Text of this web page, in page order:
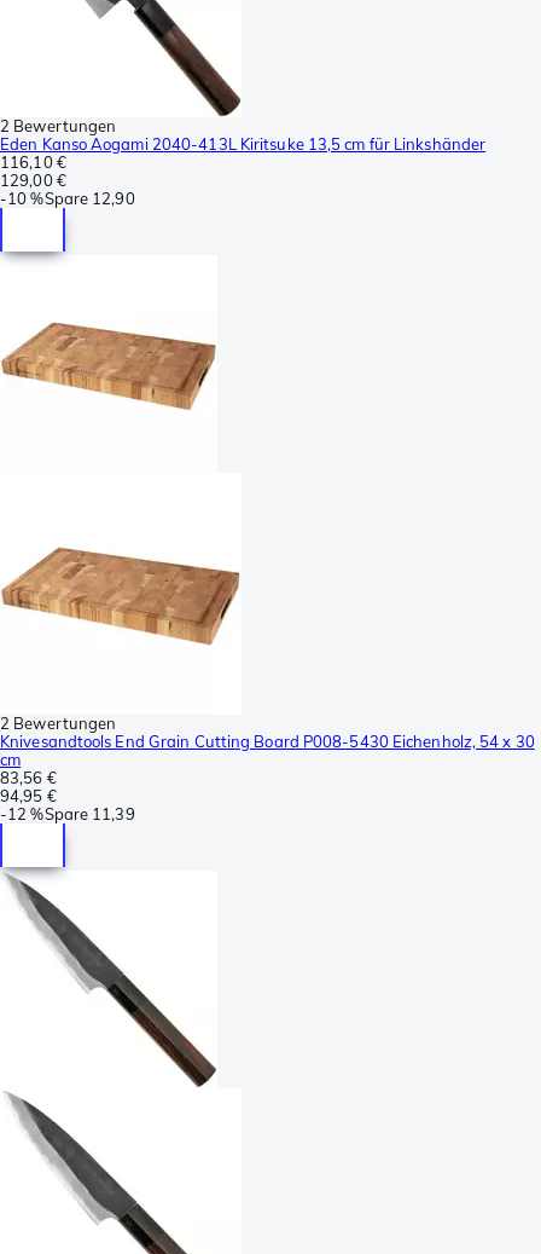
2 Bewertungen
Eden Kanso Aogami 2040-413L Kiritsuke 13,5 cm für Linkshänder
116,10 €
129,00 €
-10 %Spare 12,90
2 Bewertungen
Knivesandtools End Grain Cutting Board P008-5430 Eichenholz, 54 x 30
cm
83,56 €
94,95 €
-12 %Spare 11,39